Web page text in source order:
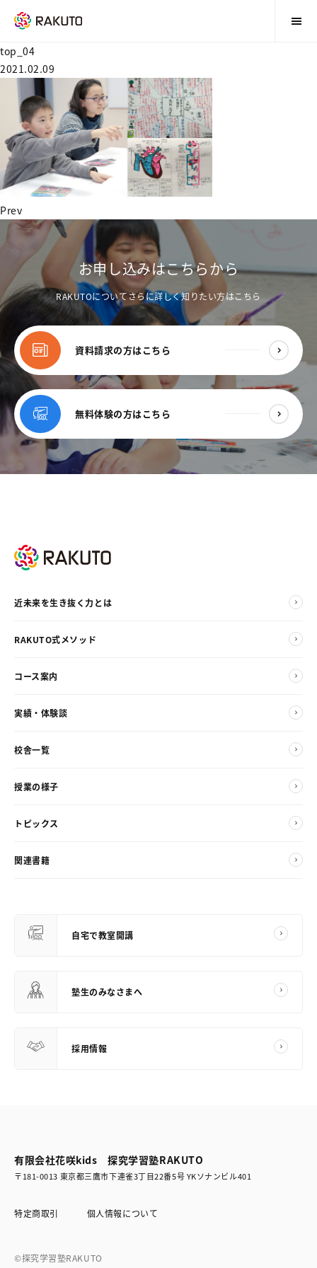
top_04
2021.02.09
Prev
お申し込みはこちらから
RAKUTOについてさらに詳しく知りたい方はこちら
資料請求の方はこちら
無料体験の方はこちら
近未来を生き抜く力とは
RAKUTO式メソッド
コース案内
実績・体験談
校舎一覧
授業の様子
トピックス
関連書籍
自宅で教室開講
塾生のみなさまへ
採用情報
有限会社花咲kids 探究学習塾RAKUTO
〒181-0013 東京都三鷹市下連雀3丁目22番5号 YKソナンビル401
特定商取引 個人情報について
©探究学習塾RAKUTO